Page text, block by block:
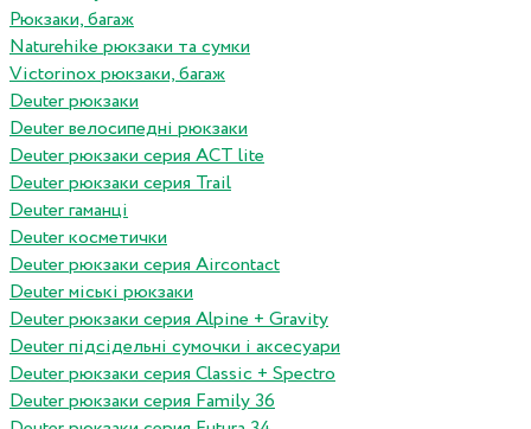
Рюкзаки, багаж
Naturehike рюкзаки та сумки
Victorinox рюкзаки, багаж
Deuter рюкзаки
Deuter велосипедні рюкзаки
Deuter рюкзаки серия ACT lite
Deuter рюкзаки серия Trail
Deuter гаманці
Deuter косметички
Deuter рюкзаки серия Aircontact
Deuter міські рюкзаки
Deuter рюкзаки серия Alpine + Gravity
Deuter підсідельні сумочки і аксесуари
Deuter рюкзаки серия Classic + Spectro
Deuter рюкзаки серия Family 36